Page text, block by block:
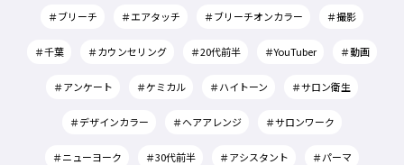
＃ブリーチ ＃エアタッチ ＃ブリーチオンカラー ＃撮影
＃千葉 ＃カウンセリング ＃20代前半 ＃YouTuber ＃動画
＃アンケート ＃ケミカル ＃ハイトーン ＃サロン衛生
＃デザインカラー ＃ヘアアレンジ ＃サロンワーク
＃ニューヨーク ＃30代前半 ＃アシスタント ＃パーマ